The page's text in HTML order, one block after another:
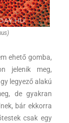
ehető gomba,
jelenik meg,
legyező alakú
de gyakran
bár ekkorra
csak egy